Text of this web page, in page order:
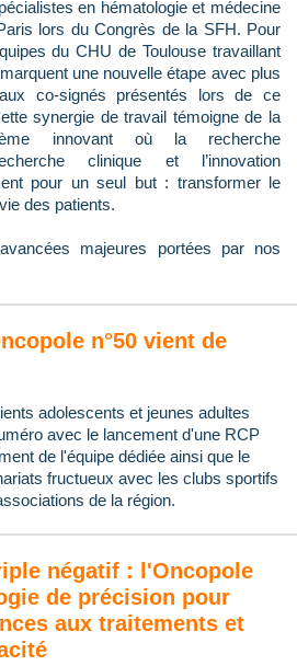
en hématologie et médecine
lors du Congrès de la SFH. Pour
du CHU de Toulouse travaillant
une nouvelle étape avec plus
co-signés présentés lors de ce
synergie de travail témoigne de la
innovant où la recherche
clinique et l’innovation
pour un seul but : transformer le
des patients.
majeures portées par nos
n°50 vient de
adolescents et jeunes adultes
avec le lancement d'une RCP
de l'équipe dédiée ainsi que le
fructueux avec les clubs sportifs
de la région.
négatif : l'Oncopole
de précision pour
aux traitements et